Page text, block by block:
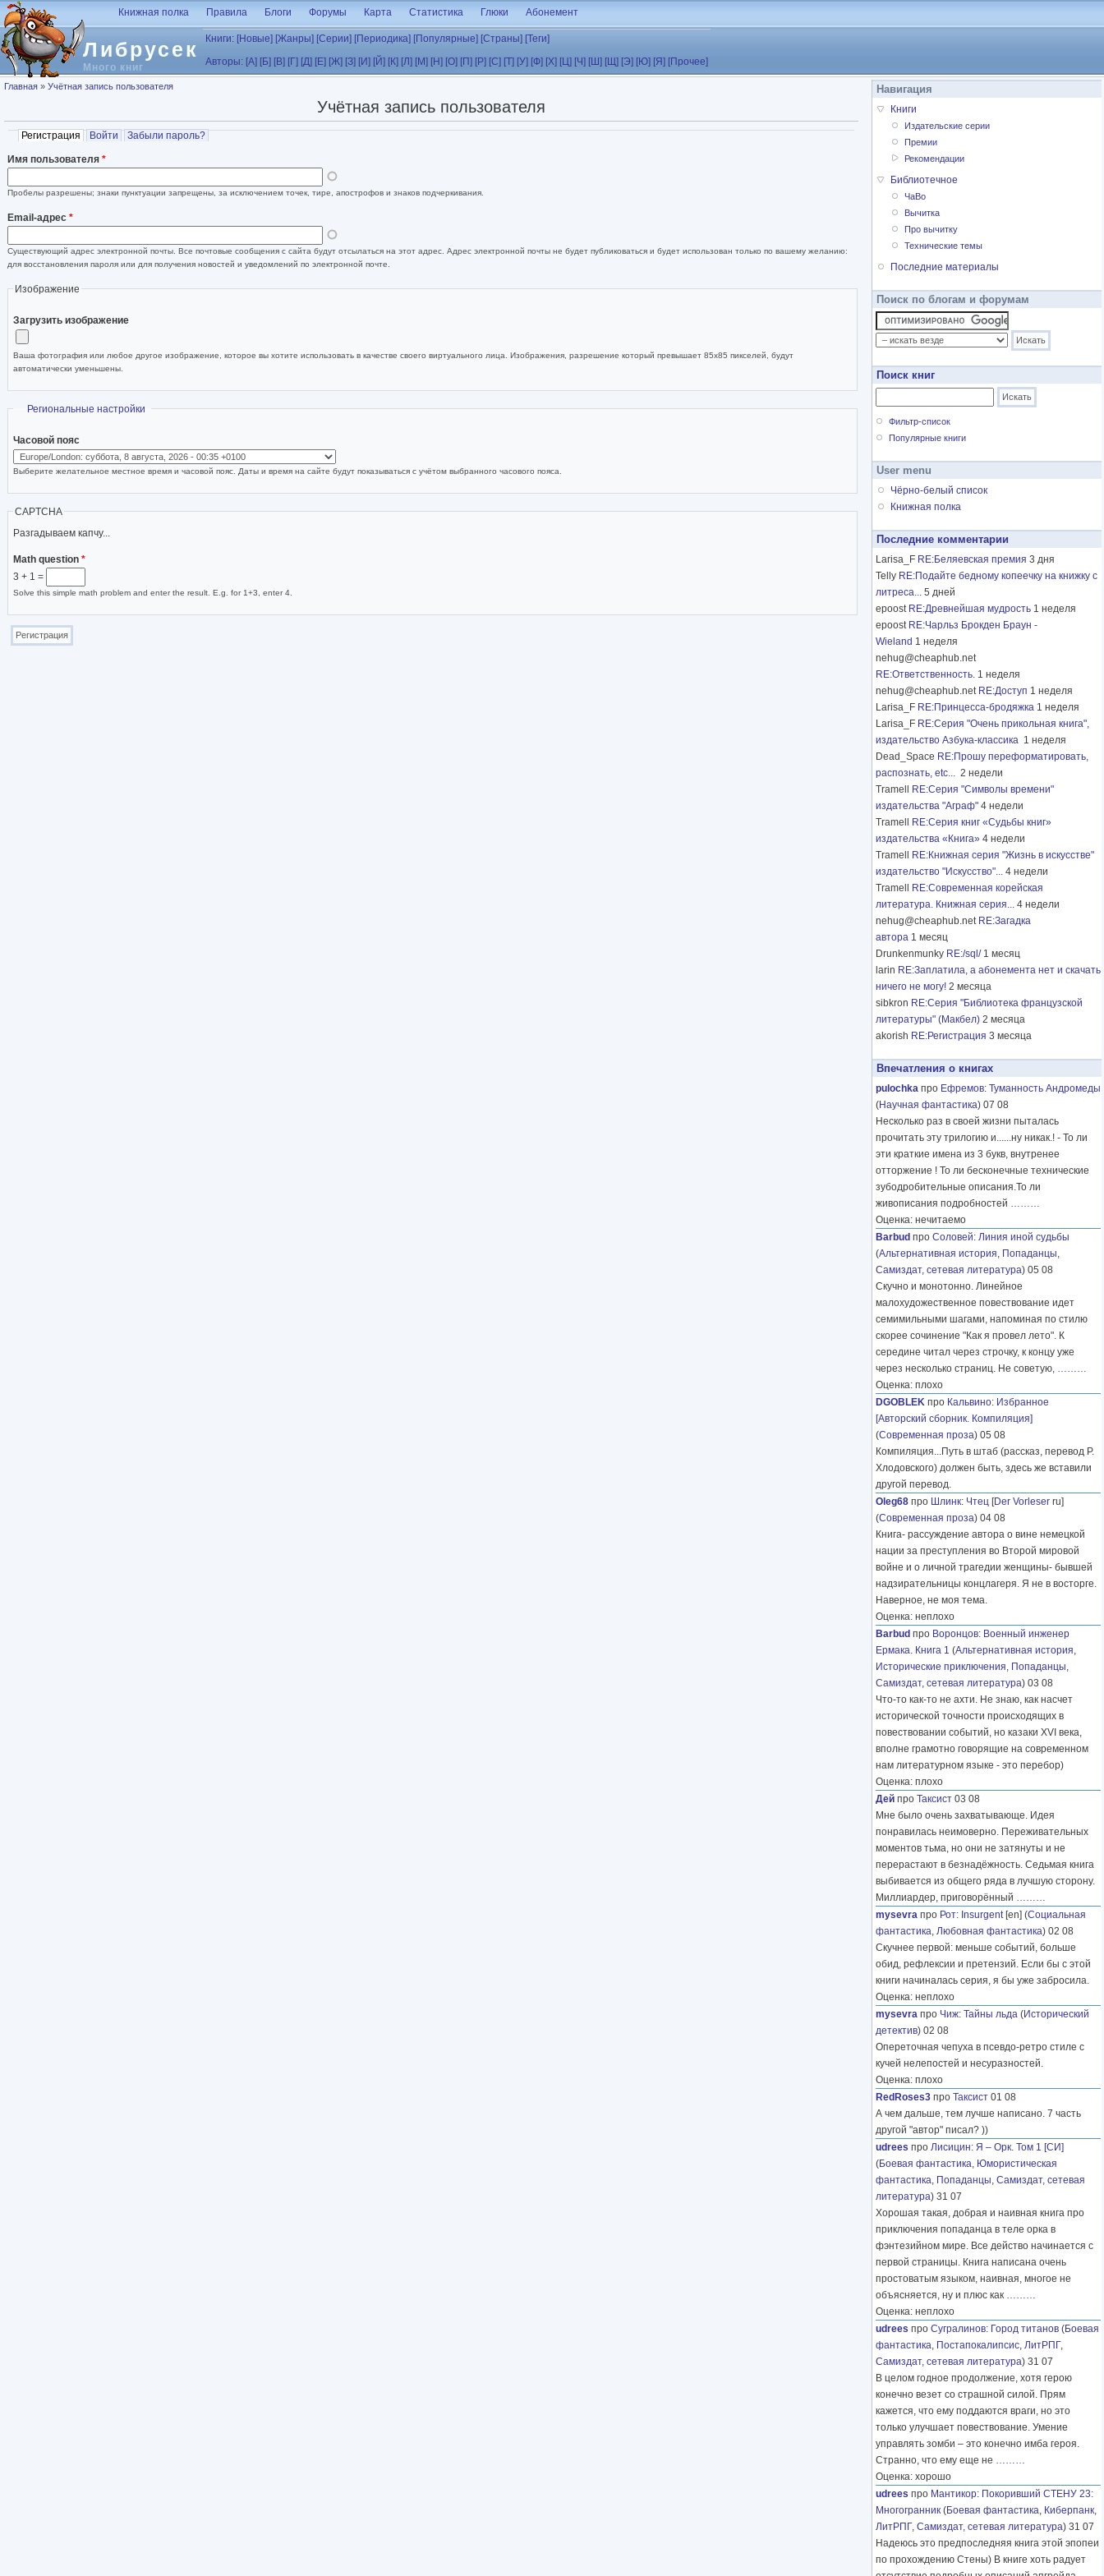
Перейти к основному содержанию
Либрусек
Много книг
Книжная полка Правила Блоги Форумы Карта Статистика Глюки Абонемент
Книги: [Новые] [Жанры] [Серии] [Периодика] [Популярные] [Страны] [Теги]
Авторы: [А] [Б] [В] [Г] [Д] [Е] [Ж] [З] [И] [Й] [К] [Л] [М] [Н] [О] [П] [Р] [С] [Т] [У] [Ф] [Х] [Ц] [Ч] [Ш] [Щ] [Э] [Ю] [Я] [Прочее]
Вы здесь
Главная » Учётная запись пользователя
Учётная запись пользователя
Главные вкладки
Регистрация (активная вкладка)
Войти Забыли пароль?
Имя пользователя *
Пробелы разрешены; знаки пунктуации запрещены, за исключением точек, тире, апострофов и знаков подчеркивания.
Email-адрес *
Существующий адрес электронной почты. Все почтовые сообщения с сайта будут отсылаться на этот адрес. Адрес электронной почты не будет публиковаться и будет использован только по вашему желанию:
для восстановления пароля или для получения новостей и уведомлений по электронной почте.
Изображение
Загрузить изображение
Ваша фотография или любое другое изображение, которое вы хотите использовать в качестве своего виртуального лица. Изображения, разрешение который превышает 85x85 пикселей, будут
автоматически уменьшены.
Скрыть
Региональные настройки
Часовой пояс
Выберите желательное местное время и часовой пояс. Даты и время на сайте будут показываться с учётом выбранного часового пояса.
CAPTCHA
Разгадываем капчу...
Math question *
3 + 1 =
Solve this simple math problem and enter the result. E.g. for 1+3, enter 4.
Навигация
Книги
Издательские серии
Премии
Рекомендации
Библиотечное
ЧаВо
Вычитка
Про вычитку
Технические темы
Последние материалы
Поиск по блогам и форумам
Поиск книг
Фильтр-список
Популярные книги
User menu
Чёрно-белый список
Книжная полка
Последние комментарии
Larisa_F RE:Беляевская премия 3 дня
Telly RE:Подайте бедному копеечку на книжку с
литреса... 5 дней
epoost RE:Древнейшая мудрость 1 неделя
epoost RE:Чарльз Брокден Браун -
Wieland 1 неделя
nehug@cheaphub.net
RE:Ответственность. 1 неделя
nehug@cheaphub.net RE:Доступ 1 неделя
Larisa_F RE:Принцесса-бродяжка 1 неделя
Larisa_F RE:Серия "Очень прикольная книга",
издательство Азбука-классика 1 неделя
Dead_Space RE:Прошу переформатировать,
распознать, etc... 2 недели
Tramell
RE:Серия "Символы времени"
издательства "Аграф" 4 недели
Tramell
RE:Серия книг «Судьбы книг»
издательства «Книга» 4 недели
Tramell
RE:Книжная серия "Жизнь в искусстве"
издательство "Искусство"... 4 недели
Tramell
RE:Современная корейская
литература. Книжная серия... 4 недели
nehug@cheaphub.net RE:Загадка
автора 1 месяц
Drunkenmunky RE:/sql/ 1 месяц
larin RE:Заплатила, а абонемента нет и скачать
ничего не могу! 2 месяца
sibkron RE:Серия "Библиотека французской
литературы" (Макбел) 2 месяца
akorish RE:Регистрация 3 месяца
Впечатления о книгах
pulochka про Ефремов: Туманность Андромеды
(Научная фантастика) 07 08
Несколько раз в своей жизни пыталась
прочитать эту трилогию и......ну никак.! - То ли
эти краткие имена из 3 букв, внутренее
отторжение ! То ли бесконечные технические
зубодробительные описания.То ли
живописания подробностей ………
Оценка: нечитаемо
Barbud про Соловей: Линия иной судьбы
(Альтернативная история, Попаданцы,
Самиздат, сетевая литература) 05 08
Скучно и монотонно. Линейное
малохудожественное повествование идет
семимильными шагами, напоминая по стилю
скорее сочинение "Как я провел лето". К
середине читал через строчку, к концу уже
через несколько страниц. Не советую, ………
Оценка: плохо
DGOBLEK про Кальвино: Избранное
[Авторский сборник. Компиляция]
(Современная проза) 05 08
Компиляция...Путь в штаб (рассказ, перевод Р.
Хлодовского) должен быть, здесь же вставили
другой перевод.
Oleg68 про Шлинк: Чтец [Der Vorleser ru]
(Современная проза) 04 08
Книга- рассуждение автора о вине немецкой
нации за преступления во Второй мировой
войне и о личной трагедии женщины- бывшей
надзирательницы концлагеря. Я не в восторге.
Наверное, не моя тема.
Оценка: неплохо
Barbud про Воронцов: Военный инженер
Ермака. Книга 1 (Альтернативная история,
Исторические приключения, Попаданцы,
Самиздат, сетевая литература) 03 08
Что-то как-то не ахти. Не знаю, как насчет
исторической точности происходящих в
повествовании событий, но казаки XVI века,
вполне грамотно говорящие на современном
нам литературном языке - это перебор)
Оценка: плохо
Дей про Таксист 03 08
Мне было очень захватывающе. Идея
понравилась неимоверно. Переживательных
моментов тьма, но они не затянуты и не
перерастают в безнадёжность. Седьмая книга
выбивается из общего ряда в лучшую сторону.
Миллиардер, приговорённый ………
mysevra про Рот: Insurgent[en] (Социальная
фантастика, Любовная фантастика) 02 08
Скучнее первой: меньше событий, больше
обид, рефлексии и претензий. Если бы с этой
книги начиналась серия, я бы уже забросила.
Оценка: неплохо
mysevra про Чиж: Тайны льда (Исторический
детектив) 02 08
Опереточная чепуха в псевдо-ретро стиле с
кучей нелепостей и несуразностей.
Оценка: плохо
RedRoses3 про Таксист 01 08
А чем дальше, тем лучше написано. 7 часть
другой "автор" писал? ))
udrees про Лисицин: Я – Орк. Том 1 [СИ]
(Боевая фантастика, Юмористическая
фантастика, Попаданцы, Самиздат, сетевая
литература) 31 07
Хорошая такая, добрая и наивная книга про
приключения попаданца в теле орка в
фэнтезийном мире. Все действо начинается с
первой страницы. Книга написана очень
простоватым языком, наивная, многое не
объясняется, ну и плюс как ………
Оценка: неплохо
udrees про Сугралинов: Город титанов (Боевая
фантастика, Постапокалипсис, ЛитРПГ,
Самиздат, сетевая литература) 31 07
В целом годное продолжение, хотя герою
конечно везет со страшной силой. Прям
кажется, что ему поддаются враги, но это
только улучшает повествование. Умение
управлять зомби – это конечно имба героя.
Странно, что ему еще не ………
Оценка: хорошо
udrees про Мантикор: Покоривший СТЕНУ 23:
Многогранник (Боевая фантастика, Киберпанк,
ЛитРПГ, Самиздат, сетевая литература) 31 07
Надеюсь это предпоследняя книга этой эпопеи
по прохождению Стены) В книге хоть радует